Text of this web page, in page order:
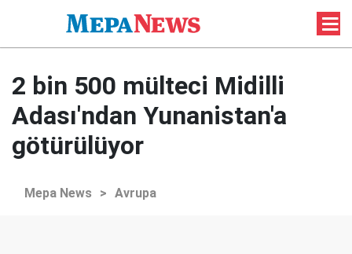
2 bin 500 mülteci Midilli
Adası'ndan Yunanistan'a
götürülüyor
Mepa News > Avrupa